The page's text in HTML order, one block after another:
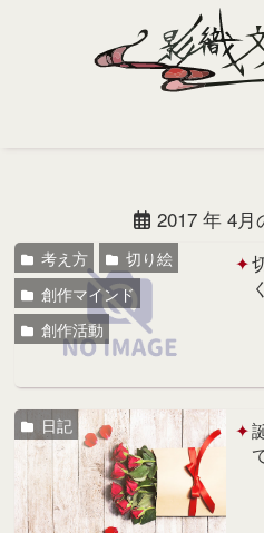
Profile
Portfolio
Support
Contact
2017 年 4月
考え方
切り絵
創作マインド
創作活動
日記